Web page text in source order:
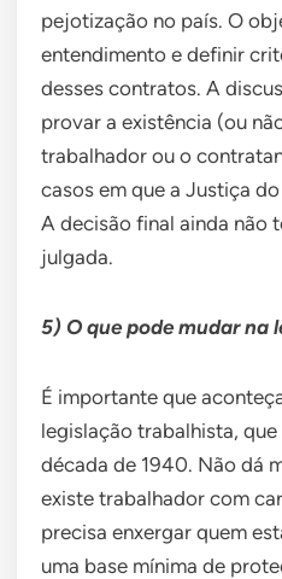
pejotização no país. O
entendimento e definir
desses contratos. A
provar a existência (ou
trabalhador ou o
casos em que a Justiça
A decisão final ainda não
julgada.
5) O que pode mudar na
É importante que
legislação trabalhista,
década de 1940. Não dá
existe trabalhador com
precisa enxergar quem
uma base mínima de